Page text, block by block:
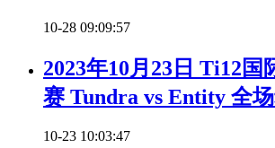
10-28 09:09:57
2023年10月23日 Ti12国
赛 Tundra vs Entity 全
10-23 10:03:47